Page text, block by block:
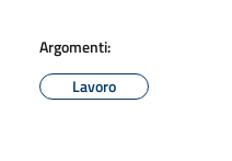
Argomenti:
Lavoro